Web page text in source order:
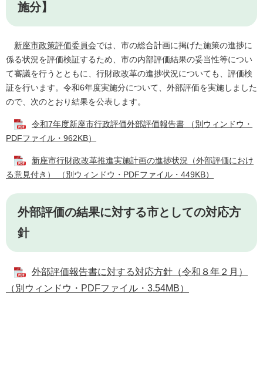
施分】​
新座市政策評価委員会では、市の総合計画に掲げた施策の進捗に
係る状況を評価検証するため、市の内部評価結果の妥当性等につい
て審議を行うとともに、行財政改革の進捗状況についても、評価検
証を行います。令和6年度実施分について、外部評価を実施し ました
ので、次のとおり結果を公表します。
令和7年度新座市行政評価外部評価報告書 （別ウィンドウ・
PDFファイル・962KB）
新座市行財政改革推進実施計画の進捗状況（外部評価におけ
る意見付き） （別ウィンドウ・PDFファイル・449KB）
​外部評価の結果に対する市としての対応方
針
外部評価報告書に対する対応方針（令和８年２月）
（別ウィンドウ・PDFファイル・3.54MB）